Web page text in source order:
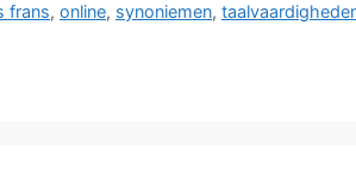
frans, online, synoniemen,